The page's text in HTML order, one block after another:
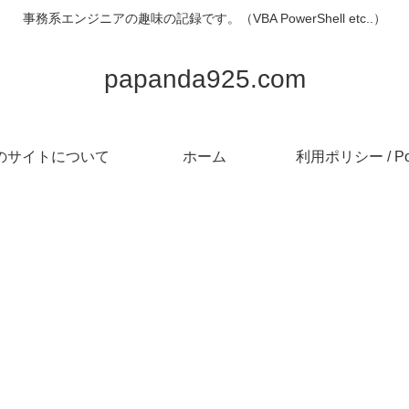
事務系エンジニアの趣味の記録です。（VBA PowerShell etc..）
papanda925.com
サイトについて ホーム 利用ポリシー /